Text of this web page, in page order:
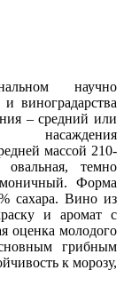
научно
и виноградарства
– средний или
насаждения
массой 210-
темно
Форма
сахара. Вино из
и аромат с
оценка молодого
грибным
к морозу,